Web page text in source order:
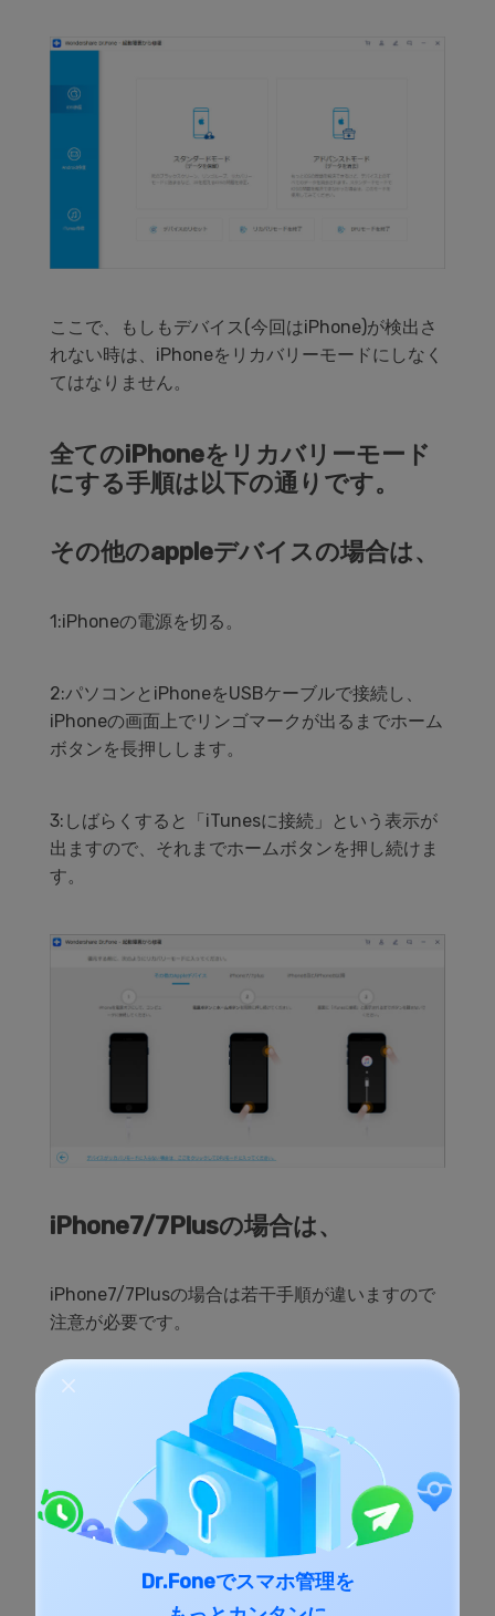
Dr.Foneでスマホ管理を
ここで、もしもデバイス(今回はiPhone)が検出さ
れない時は、iPhoneをリカバリーモードにしなく
てはなりません。
全てのiPhoneをリカバリーモード
にする手順は以下の通りです。
その他のappleデバイスの場合は、
1:iPhoneの電源を切る。
2:パソコンとiPhoneをUSBケーブルで接続し、
iPhoneの画面上でリンゴマークが出るまでホーム
ボタンを長押しします。
3:しばらくすると「iTunesに接続」という表示が
出ますので、それまでホームボタンを押し続けま
す。
iPhone7/7Plusの場合は、
iPhone7/7Plusの場合は若干手順が違いますので
注意が必要です。
1:iPhoneの電源を切る。
2:パソコンとiPhoneをUSBケーブルで接続し、
iPhoneの画面上でリンゴマークが出るまで「音量
下ボタン」と「電源ボタン」を同時押しします。
3:しばらくすると「iTunesに接続」という表示が